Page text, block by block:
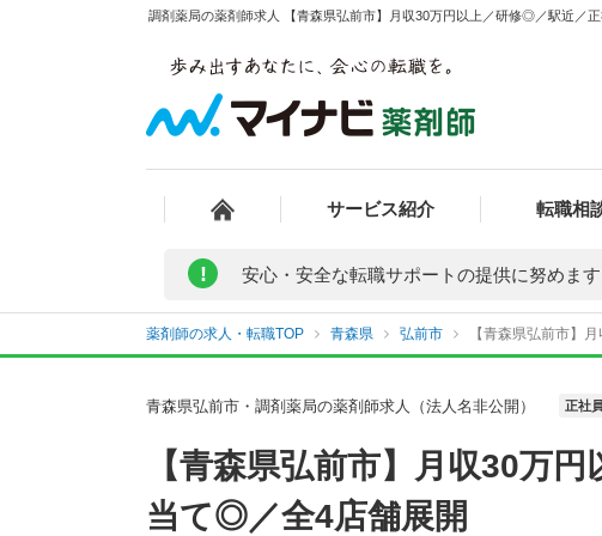
調剤薬局の薬剤師求人 【青森県弘前市】月収30万円以上／研修◎／駅近／
サービス紹介 転職相
! 安心・安全な転職サポートの提供に努めます
薬剤師の求人・転職TOP 青森県 弘前市 【青森県弘前市】
青森県弘前市・調剤薬局の薬剤師求人（法人名非公開） 正社員
【青森県弘前市】月収30万
当て◎／全4店舗展開